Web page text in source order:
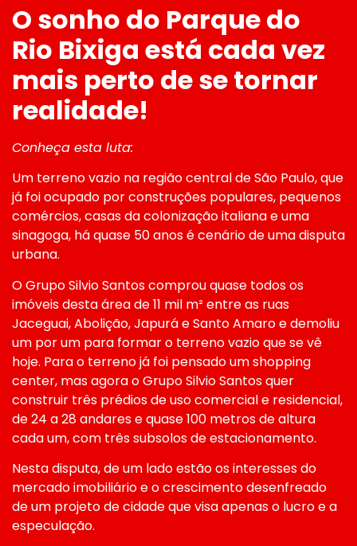
O sonho do Parque do
Rio Bixiga está cada vez
mais perto de se tornar
realidade!
Conheça esta luta:
Um terreno vazio na região central de São Paulo, que
já foi ocupado por construções populares, pequenos
comércios, casas da colonização italiana e uma
sinagoga, há quase 50 anos é cenário de uma disputa
urbana.
O Grupo Silvio Santos comprou quase todos os
imóveis desta área de 11 mil m² entre as ruas
Jaceguai, Abolição, Japurá e Santo Amaro e demoliu
um por um para formar o terreno vazio que se vê
hoje. Para o terreno já foi pensado um shopping
center, mas agora o Grupo Silvio Santos quer
construir três prédios de uso comercial e residencial,
de 24 a 28 andares e quase 100 metros de altura
cada um, com três subsolos de estacionamento.
Nesta disputa, de um lado estão os interesses do
mercado imobiliário e o crescimento desenfreado
de um projeto de cidade que visa apenas o lucro e a
especulação.